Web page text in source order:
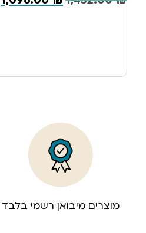
מוצרים מיבואן רשמי בלבד